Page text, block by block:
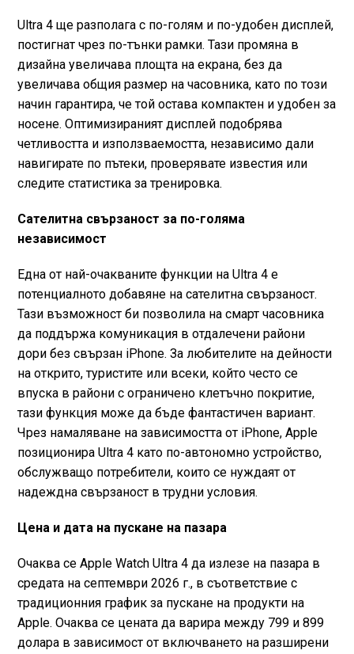
Ultra 4 ще разполага с по-голям и по-удобен дисплей,
постигнат чрез по-тънки рамки. Тази промяна в
дизайна увеличава площта на екрана, без да
увеличава общия размер на часовника, като по този
начин гарантира, че той остава компактен и удобен за
носене. Оптимизираният дисплей подобрява
четливостта и използваемостта, независимо дали
навигирате по пътеки, проверявате известия или
следите статистика за тренировка.
Сателитна свързаност за по-голяма
независимост
Една от най-очакваните функции на Ultra 4 е
потенциалното добавяне на сателитна свързаност.
Тази възможност би позволила на смарт часовника
да поддържа комуникация в отдалечени райони
дори без свързан iPhone. За любителите на дейности
на открито, туристите или всеки, който често се
впуска в райони с ограничено клетъчно покритие,
тази функция може да бъде фантастичен вариант.
Чрез намаляване на зависимостта от iPhone, Apple
позиционира Ultra 4 като по-автономно устройство,
обслужващо потребители, които се нуждаят от
надеждна свързаност в трудни условия.
Цена и дата на пускане на пазара
Очаква се Apple Watch Ultra 4 да излезе на пазара в
средата на септември 2026 г., в съответствие с
традиционния график за пускане на продукти на
Apple. Очаква се цената да варира между 799 и 899
долара в зависимост от включването на разширени